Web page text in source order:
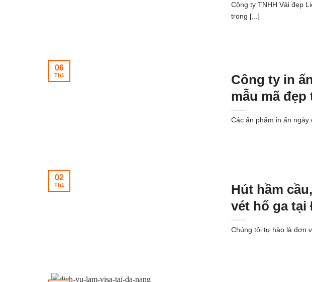
Công ty TNHH Vải đẹp
trong [...]
Công ty in
mẫu mã đẹp
Các ấn phẩm in ấn
06
Th1
Hút hầm
vét hố ga tại
Chúng tôi tự hào là đơn
02
Th1